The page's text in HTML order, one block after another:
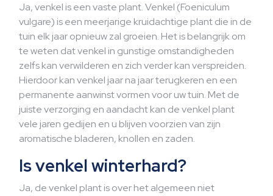
Ja, venkel is een vaste plant. Venkel (Foeniculum
vulgare) is een meerjarige kruidachtige plant die in de
tuin elk jaar opnieuw zal groeien. Het is belangrijk om
te weten dat venkel in gunstige omstandigheden
zelfs kan verwilderen en zich verder kan verspreiden.
Hierdoor kan venkel jaar na jaar terugkeren en een
permanente aanwinst vormen voor uw tuin. Met de
juiste verzorging en aandacht kan de venkel plant
vele jaren gedijen en u blijven voorzien van zijn
aromatische bladeren, knollen en zaden.
Is venkel winterhard?
Ja, de venkel plant is over het algemeen niet